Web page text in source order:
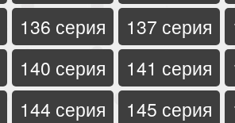
136 серия 137 серия
140 серия 141 серия
144 серия 145 серия